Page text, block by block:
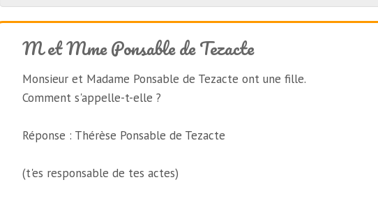
M et Mme Ponsable de Tezacte
Monsieur et Madame Ponsable de Tezacte ont une fille.
Comment s'appelle-t-elle ?
Réponse : Thérèse Ponsable de Tezacte
(t'es responsable de tes actes)